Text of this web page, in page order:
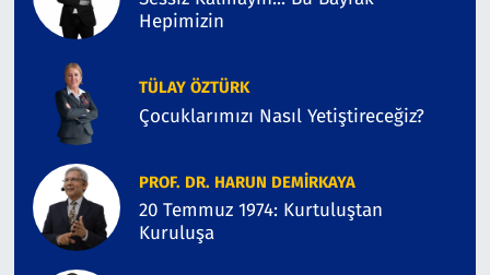
Hepimizin
TÜLAY ÖZTÜRK
Çocuklarımızı Nasıl Yetiştireceğiz?
PROF. DR. HARUN DEMİRKAYA
20 Temmuz 1974: Kurtuluştan
Kuruluşa